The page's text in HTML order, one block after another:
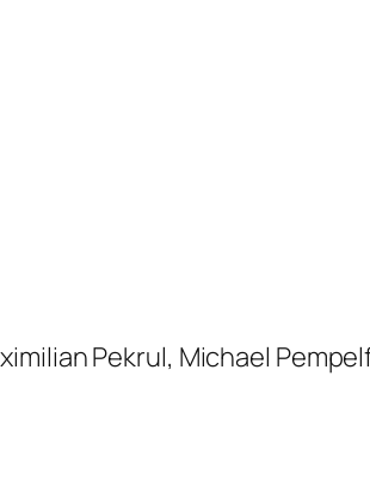
Pekrul, Michael